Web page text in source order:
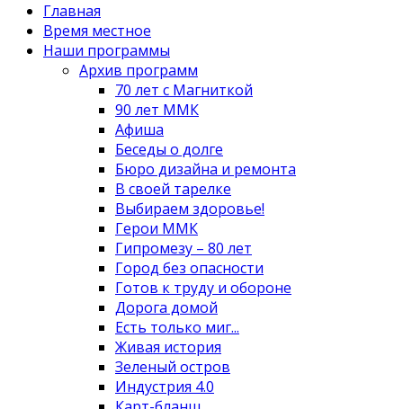
Главная
Время местное
Наши программы
Архив программ
70 лет с Магниткой
90 лет ММК
Афиша
Беседы о долге
Бюро дизайна и ремонта
В своей тарелке
Выбираем здоровье!
Герои ММК
Гипромезу – 80 лет
Город без опасности
Готов к труду и обороне
Дорога домой
Есть только миг...
Живая история
Зеленый остров
Индустрия 4.0